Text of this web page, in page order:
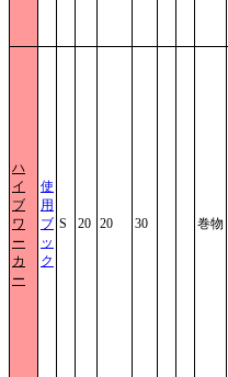
ハ
イ
ブ
ワ
ー
カ
ー
使
用
ブ
ッ
ク
S 20 20 30 巻物